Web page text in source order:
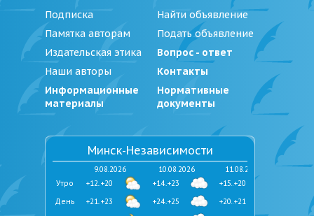
Подписка
Памятка авторам
Издательская этика
Наши авторы
Информационные
материалы
Найти объявление
Подать объявление
Вопрос - ответ
Контакты
Нормативные
документы
Минск-Независимости
9.08.2026
+12..+20
+21..+23
10.08.2026
+14..+23
+24..+25
11.08.2026
+15..+20
+20..+21
День
Утро